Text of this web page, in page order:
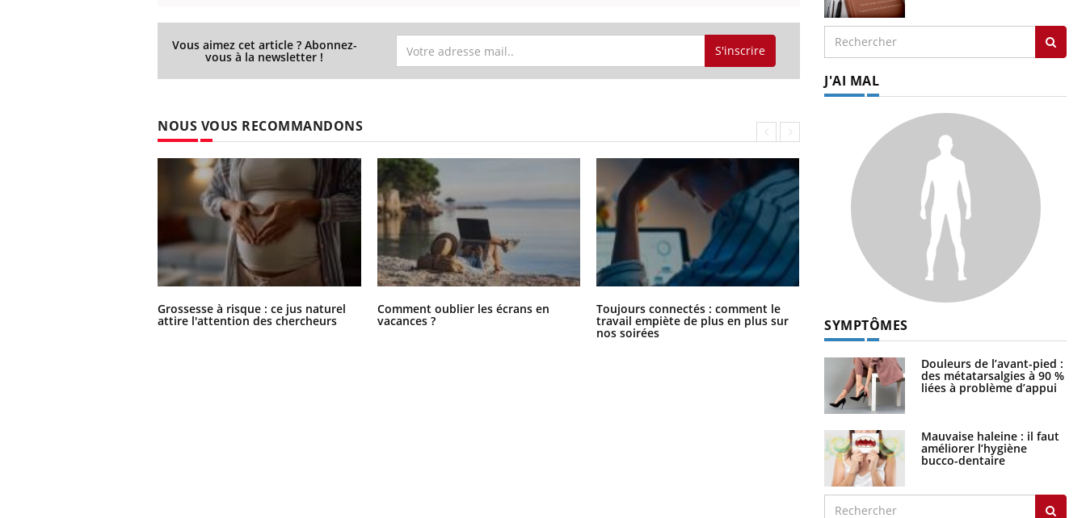
Vous aimez cet article ? Abonnez-
vous à la newsletter ! S'inscrire
NOUS VOUS RECOMMANDONS
Grossesse à risque : ce jus naturel
attire l'attention des chercheurs
Comment oublier les écrans en
vacances ?
Toujours connectés : comment le
travail empiète de plus en plus sur
nos soirées
Cancer colorectal : une stratégie
simple aurait changé la donne au
Pays basque
J'AI MAL
SYMPTÔMES
Douleurs de l’avant-pied :
des métatarsalgies à 90 %
liées à problème d’appui
Mauvaise haleine : il faut
améliorer l’hygiène
bucco-dentaire